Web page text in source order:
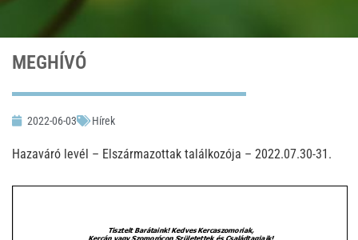
MEGHÍVÓ
2022-06-03 Hírek
Hazaváró levél – Elszármazottak találkozója – 2022.07.30-31.